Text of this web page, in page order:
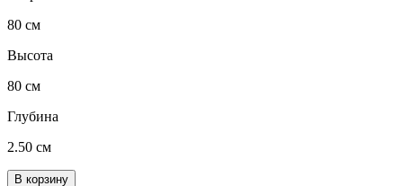
80 см
Высота
80 см
Глубина
2.50 см